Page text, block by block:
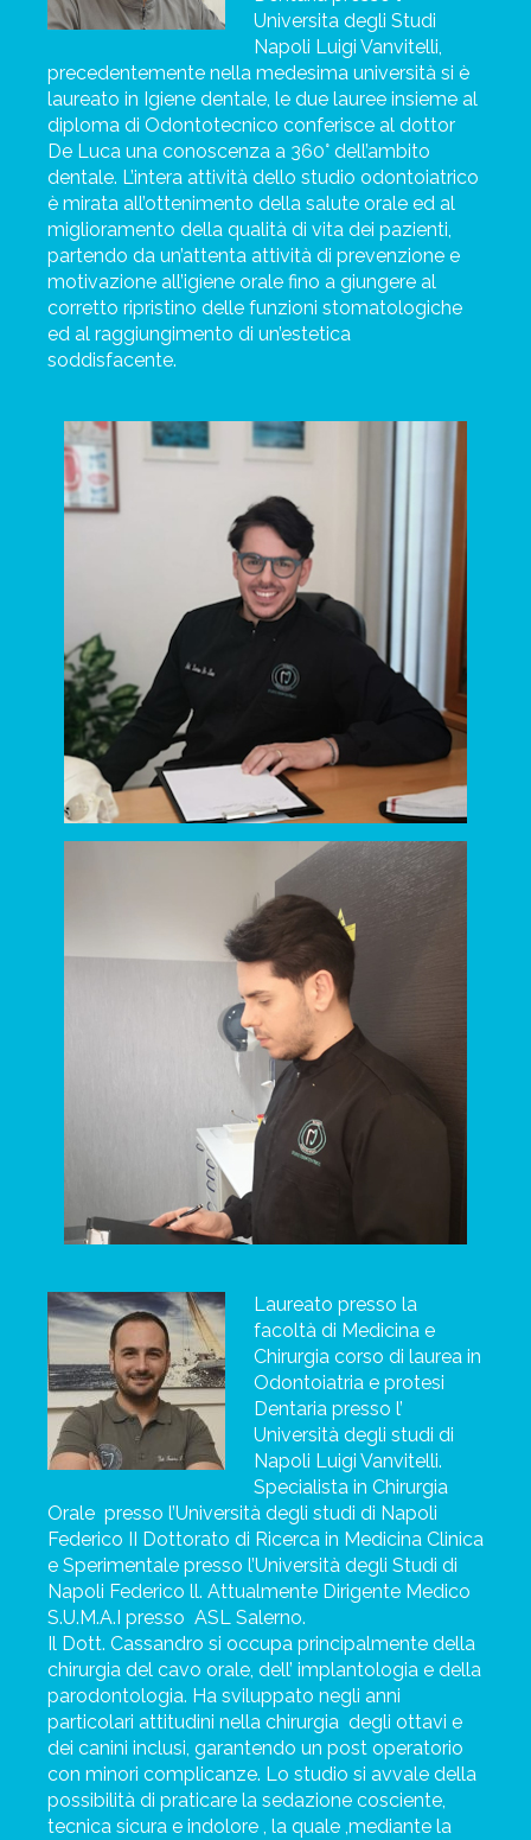
Universita degli Studi
Napoli Luigi Vanvitelli,
precedentemente nella medesima università si è
laureato in Igiene dentale, le due lauree insieme al
diploma di Odontotecnico conferisce al dottor
De Luca una conoscenza a 360° dell’ambito
dentale. L’intera attività dello studio odontoiatrico
è mirata all’ottenimento della salute orale ed al
miglioramento della qualità di vita dei pazienti,
partendo da un’attenta attività di prevenzione e
motivazione all’igiene orale fino a giungere al
corretto ripristino delle funzioni stomatologiche
ed al raggiungimento di un’estetica
soddisfacente.
Laureato presso la
facoltà di Medicina e
Chirurgia corso di laurea in
Odontoiatria e protesi
Dentaria presso l’
Università degli studi di
Napoli Luigi Vanvitelli.
Specialista in Chirurgia
Orale presso l’Università degli studi di Napoli
Federico II Dottorato di Ricerca in Medicina Clinica
e Sperimentale presso l’Università degli Studi di
Napoli Federico ll. Attualmente Dirigente Medico
S.U.M.A.I presso ASL Salerno.
Il Dott. Cassandro si occupa principalmente della
chirurgia del cavo orale, dell’ implantologia e della
parodontologia. Ha sviluppato negli anni
particolari attitudini nella chirurgia degli ottavi e
dei canini inclusi, garantendo un post operatorio
con minori complicanze. Lo studio si avvale della
possibilità di praticare la sedazione cosciente,
tecnica sicura e indolore , la quale ,mediante la